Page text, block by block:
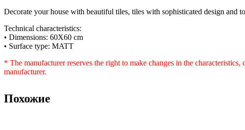
Decorate your house with beautiful tiles, tiles with sophisticated design and
Technical characteristics:
• Dimensions: 60X60 cm
• Surface type: MATT
* The manufacturer reserves the right to make changes in the
manufacturer.
Похожие